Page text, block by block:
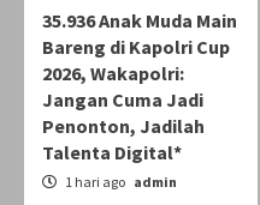
35.936 Anak Muda Main
Bareng di Kapolri Cup
2026, Wakapolri:
Jangan Cuma Jadi
Penonton, Jadilah
Talenta Digital*
1 hari ago admin